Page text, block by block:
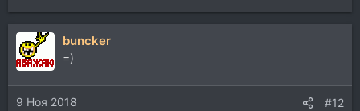
buncker
=)
9 Ноя 2018 #12